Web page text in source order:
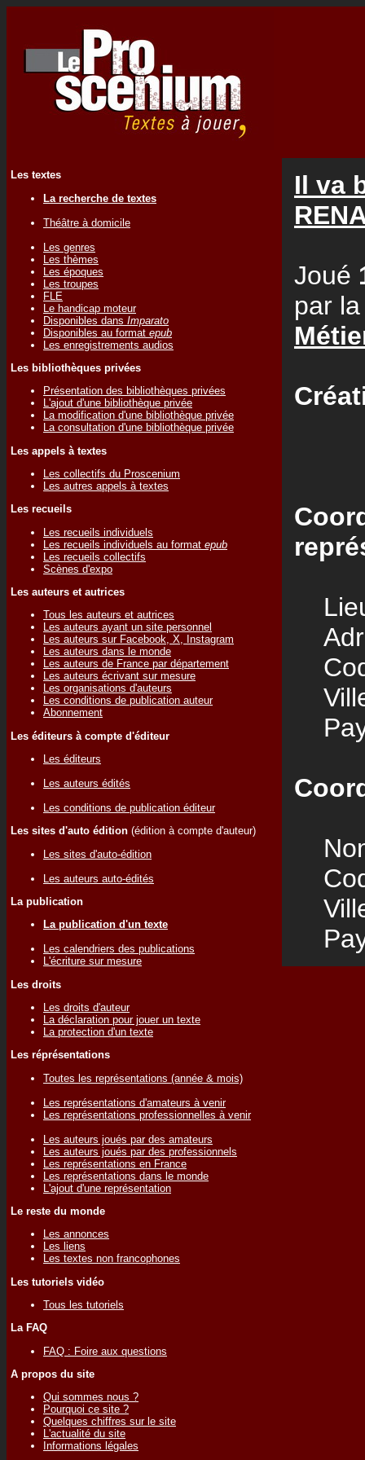
Les textes
La recherche de textes
Théâtre à domicile
Les genres
Les thèmes
Les époques
Les troupes
FLE
Le handicap moteur
Disponibles dans Imparato
Disponibles au format epub
Les enregistrements audios
Les bibliothèques privées
Présentation des bibliothèques privées
L'ajout d'une bibliothèque privée
La modification d'une bibliothèque privée
La consultation d'une bibliothèque privée
Les appels à textes
Les collectifs du Proscenium
Les autres appels à textes
Les recueils
Les recueils individuels
Les recueils individuels au format epub
Les recueils collectifs
Scènes d'expo
Les auteurs et autrices
Tous les auteurs et autrices
Les auteurs ayant un site personnel
Les auteurs sur Facebook, X, Instagram
Les auteurs dans le monde
Les auteurs de France par département
Les auteurs écrivant sur mesure
Les organisations d'auteurs
Les conditions de publication auteur
Abonnement
Les éditeurs à compte d'éditeur
Les éditeurs
Les auteurs édités
Les conditions de publication éditeur
Les sites d'auto édition (édition à compte d'auteur)
Les sites d'auto-édition
Les auteurs auto-édités
La publication
La publication d'un texte
Les calendriers des publications
L'écriture sur mesure
Les droits
Les droits d'auteur
La déclaration pour jouer un texte
La protection d'un texte
Les réprésentations
Toutes les représentations (année & mois)
Les représentations d'amateurs à venir
Les représentations professionnelles à venir
Les auteurs joués par des amateurs
Les auteurs joués par des professionnels
Les représentations en France
Les représentations dans le monde
L'ajout d'une représentation
Le reste du monde
Les annonces
Les liens
Les textes non francophones
Les tutoriels vidéo
Tous les tutoriels
La FAQ
FAQ : Foire aux questions
A propos du site
Qui sommes nous ?
Pourquoi ce site ?
Quelques chiffres sur le site
L'actualité du site
Informations légales
Il va
Joué
par